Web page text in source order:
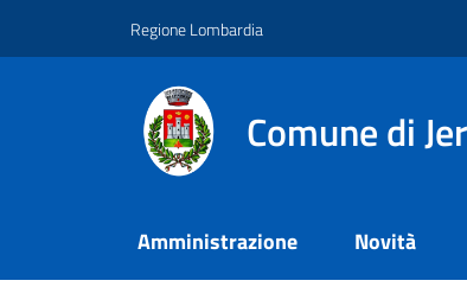
Regione Lombardia
Comune di
Amministrazione Novità